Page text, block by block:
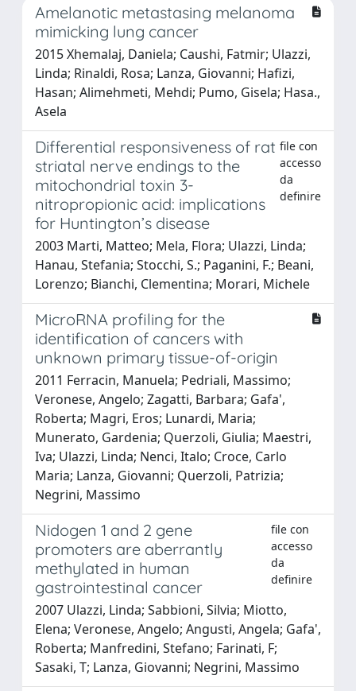
Amelanotic metastasing melanoma
mimicking lung cancer
2015 Xhemalaj, Daniela; Caushi, Fatmir; Ulazzi,
Linda; Rinaldi, Rosa; Lanza, Giovanni; Hafizi,
Hasan; Alimehmeti, Mehdi; Pumo, Gisela; Hasa.,
Asela
Differential responsiveness of rat
striatal nerve endings to the
mitochondrial toxin 3-
nitropropionic acid: implications
for Huntington’s disease
file con
accesso
da
definire
2003 Marti, Matteo; Mela, Flora; Ulazzi, Linda;
Hanau, Stefania; Stocchi, S.; Paganini, F.; Beani,
Lorenzo; Bianchi, Clementina; Morari, Michele
MicroRNA profiling for the
identification of cancers with
unknown primary tissue-of-origin
2011 Ferracin, Manuela; Pedriali, Massimo;
Veronese, Angelo; Zagatti, Barbara; Gafa',
Roberta; Magri, Eros; Lunardi, Maria;
Munerato, Gardenia; Querzoli, Giulia; Maestri,
Iva; Ulazzi, Linda; Nenci, Italo; Croce, Carlo
Maria; Lanza, Giovanni; Querzoli, Patrizia;
Negrini, Massimo
Nidogen 1 and 2 gene
promoters are aberrantly
methylated in human
gastrointestinal cancer
file con
accesso
da
definire
2007 Ulazzi, Linda; Sabbioni, Silvia; Miotto,
Elena; Veronese, Angelo; Angusti, Angela; Gafa',
Roberta; Manfredini, Stefano; Farinati, F;
Sasaki, T; Lanza, Giovanni; Negrini, Massimo